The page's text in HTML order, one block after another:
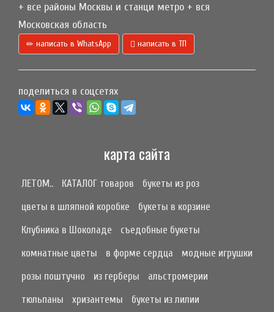
+ все районы Москвы и станци метро + вся
Московская область
написать в WhatsApp написать в ТП
поделиться в соцсетях
карта сайта
ЛЕТОМ.. КАТАЛОГ товаров
букеты из роз
цветы в шляпной коробке
букеты в корзине
Клубника в Шоколаде
съедобные букеты
комнатные цветы
в форме сердца
модные игрушки
розы поштучно
из герберы
альстромерии
тюльпаны
хризантемы букеты из лилии